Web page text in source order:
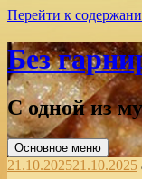
Перейти к
Без
С одной из
Основное меню
21.10.202521.10.2025